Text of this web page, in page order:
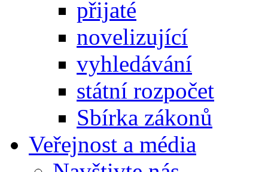
přijaté
novelizující
vyhledávání
státní rozpočet
Sbírka zákonů
Veřejnost a média